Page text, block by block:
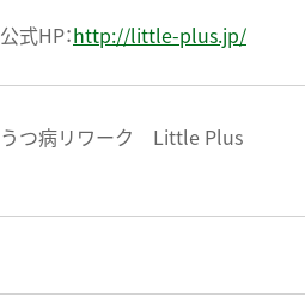
公式HP：http://little-plus.jp/
うつ病リワーク Little Plus